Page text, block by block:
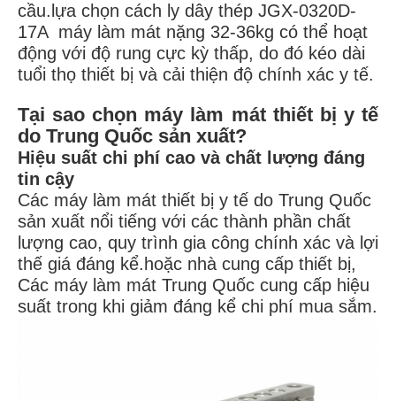
cầu.lựa chọn cách ly dây thép JGX‐0320D‐
17A ️ máy làm mát nặng 32‐36kg có thể hoạt
động với độ rung cực kỳ thấp, do đó kéo dài
tuổi thọ thiết bị và cải thiện độ chính xác y tế.
Tại sao chọn máy làm mát thiết bị y tế
do Trung Quốc sản xuất?
Hiệu suất chi phí cao và chất lượng đáng
tin cậy
Các máy làm mát thiết bị y tế do Trung Quốc
sản xuất nổi tiếng với các thành phần chất
lượng cao, quy trình gia công chính xác và lợi
thế giá đáng kể.hoặc nhà cung cấp thiết bị,
Các máy làm mát Trung Quốc cung cấp hiệu
suất trong khi giảm đáng kể chi phí mua sắm.